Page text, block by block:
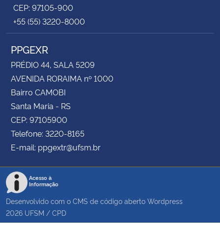
CEP: 97105-900
+55 (55) 3220-8000
PPGEXR
PRÉDIO 44, SALA 5209
AVENIDA RORAIMA nº 1000
Bairro CAMOBI
Santa Maria - RS
CEP: 97105900
Telefone: 3220-8165
E-mail: ppgextr@ufsm.br
Acesso à
Informação
Desenvolvido com o CMS de código aberto Wordpress
2026 UFSM / CPD